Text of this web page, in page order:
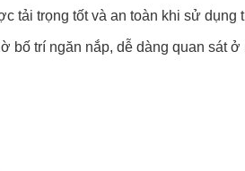
tải trọng tốt và an toàn khi sử
bố trí ngăn nắp, dễ dàng quan sát ở